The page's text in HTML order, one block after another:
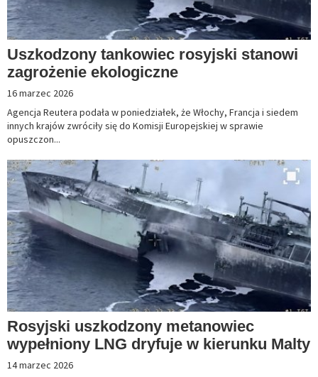
Uszkodzony tankowiec rosyjski stanowi
zagrożenie ekologiczne
16 marzec 2026
Agencja Reutera podała w poniedziałek, że Włochy, Francja i siedem
innych krajów zwróciły się do Komisji Europejskiej w sprawie
opuszczon...
Rosyjski uszkodzony metanowiec
wypełniony LNG dryfuje w kierunku Malty
14 marzec 2026